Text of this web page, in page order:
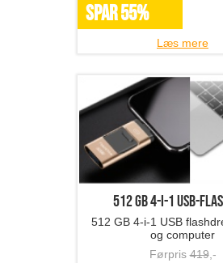
SPAR 55%
Læs mere
512 GB 4-i-1 USB-
512 GB 4-i-1 USB
og computer
Førpris419,-